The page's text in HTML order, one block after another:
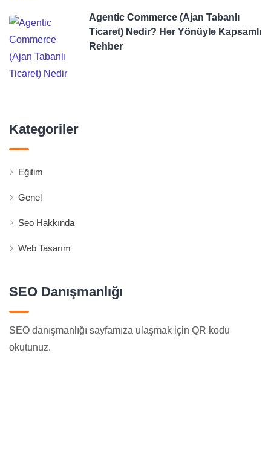
Agentic Commerce (Ajan Tabanlı
Ticaret) Nedir? Her Yönüyle Kapsamlı
Rehber
Kategoriler
Eğitim
Genel
Seo Hakkında
Web Tasarım
SEO Danışmanlığı
SEO danışmanlığı sayfamıza ulaşmak için QR kodu
okutunuz.